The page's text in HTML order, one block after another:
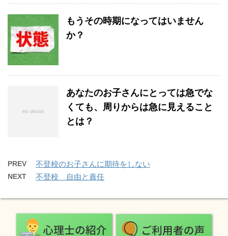
もうその時期になってはいません
か？
あなたのお子さんにとっては急でな
くても、周りからは急に見えること
とは？
PREV 不登校のお子さんに期待をしない
NEXT 不登校 自由と責任